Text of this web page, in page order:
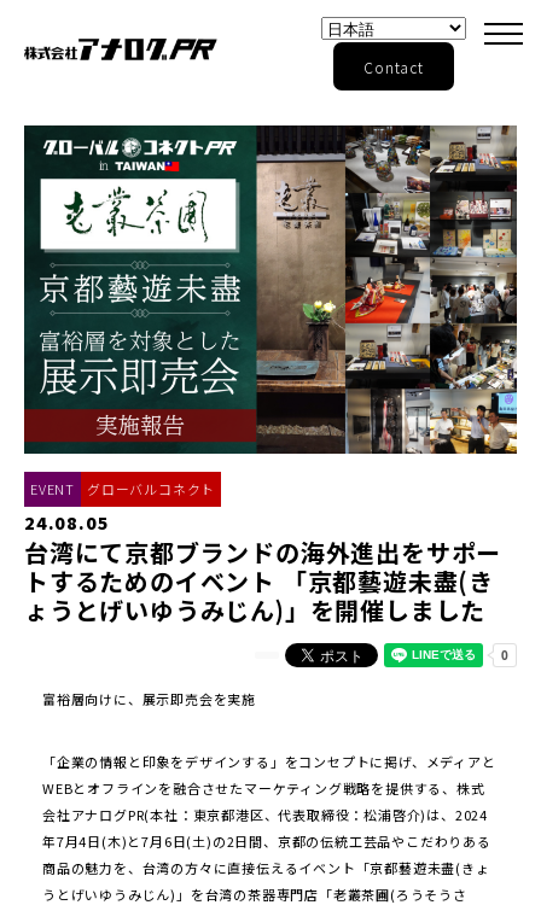
Contact
EVENT グローバルコネクト
24.08.05
台湾にて京都ブランドの海外進出をサポー
トするためのイベント 「京都藝遊未盡(き
ょうとげいゆうみじん)」を開催しました
富裕層向けに、展示即売会を実施
「企業の情報と印象をデザインする」をコンセプトに掲げ、メディアと
WEBとオフラインを融合させたマーケティング戦略を提供する、株式
会社アナログPR(本社：東京都港区、代表取締役：松浦啓介)は、2024
年7月4日(木)と7月6日(土)の2日間、京都の伝統工芸品やこだわりある
商品の魅力を、台湾の方々に直接伝えるイベント「京都藝遊未盡(きょ
うとげいゆうみじん)」を台湾の茶器専門店「老叢茶圃(ろうそうさ